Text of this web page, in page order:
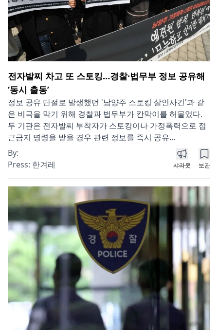
전자발찌 차고 또 스토킹…경찰·법무부 정보 공유해
‘동시 출동’
정보 공유 단절로 발생했던 '남양주 스토킹 살인사건'과 같
은 비극을 막기 위해 경찰과 법무부가 칸막이를 허물었다.
두 기관은 전자발찌 부착자가 스토킹이나 가정폭력으로 접
근금지 명령을 받을 경우 관련 정보를 즉시 공유...
By:
Press: 한겨레 샤라웃 보관